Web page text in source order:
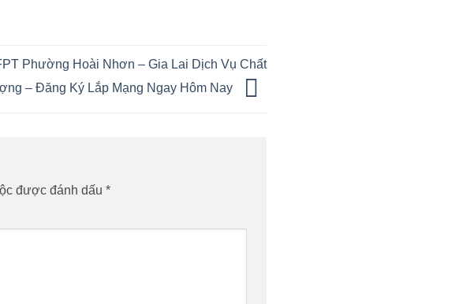
Phường Hoài Nhơn – Gia Lai Dịch Vụ Chất
– Đăng Ký Lắp Mạng Ngay Hôm Nay
được đánh dấu *